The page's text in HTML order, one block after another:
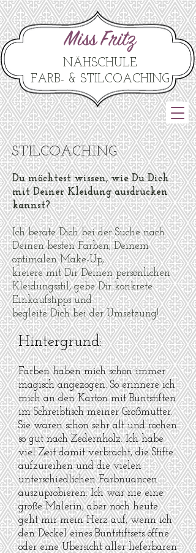
Miss Fritz
NÄHSCHULE
FARB- & STILCOACHING
STILCOACHING
Du möchtest wissen, wie Du Dich
mit Deiner Kleidung ausdrücken
kannst?
Ich berate Dich bei der Suche nach
Deinen besten Farben, Deinem
optimalen Make-Up,
kreiere mit Dir Deinen persönlichen
Kleidungsstil, gebe Dir konkrete
Einkaufstipps und
begleite Dich bei der Umsetzung!
Hintergrund:
Farben haben mich schon immer
magisch angezogen. So erinnere ich
mich an den Karton mit Buntstiften
im Schreibtisch meiner Großmutter.
Sie waren schon sehr alt und rochen
so gut nach Zedernholz. Ich habe
viel Zeit damit verbracht, die Stifte
aufzureihen und die vielen
unterschiedlichen Farbnuancen
auszuprobieren. Ich war nie eine
große Malerin, aber noch heute
geht mir mein Herz auf, wenn ich
den Deckel eines Buntstiftsets öffne
oder eine Übersicht aller lieferbaren